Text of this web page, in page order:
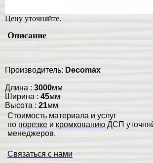
Цену уточняйте.
Описание
Производитель: Decomax
Длина : 3000мм
Ширина : 45мм
Высота : 21мм
Стоимость материала и услуг
по порезке и кромкованию ДСП
менеджеров.
Связаться с нами